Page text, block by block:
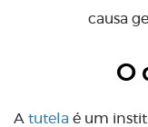
causa
O
A tutela é um